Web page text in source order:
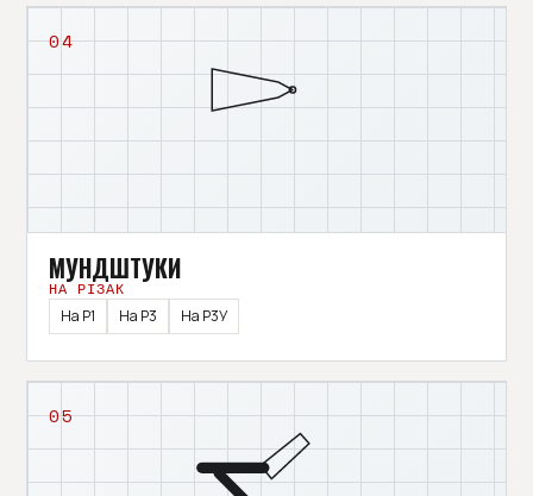
04
МУНДШТУКИ
НА РІЗАК
На Р1
На Р3 На Р3У
05